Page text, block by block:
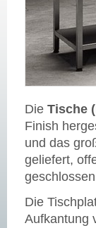
Die Tische
Finish
und das
geliefert,
Die
Aufkantung